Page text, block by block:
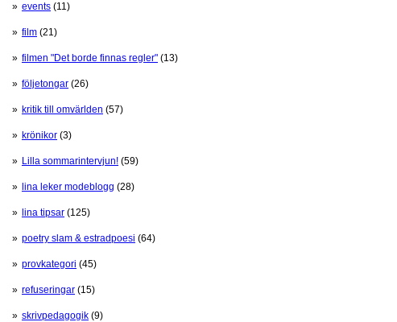
events (11)
film (21)
filmen "Det borde finnas regler" (13)
följetongar (26)
kritik till omvärlden (57)
krönikor (3)
Lilla sommarintervjun! (59)
lina leker modeblogg (28)
lina tipsar (125)
poetry slam & estradpoesi (64)
provkategori (45)
refuseringar (15)
skrivpedagogik (9)